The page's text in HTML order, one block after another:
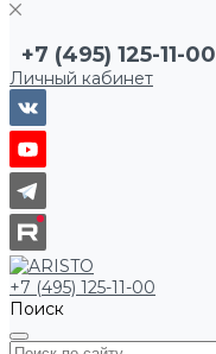
+7 (495) 125-11-00
Личный кабинет
+7 (495) 125-11-00
Поиск